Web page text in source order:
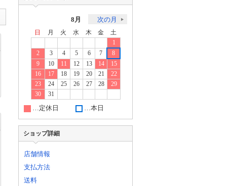
8月 次の月
日 月 火 水 木 金
土
1
2
3 4 5 6 7
8
9
10 11 12 13 14
15
16
17 18 19 20 21
22
23
24 25 26 27 28
29
30
31
…定休日 …本日
ショップ詳細
店舗情報
支払方法
送料